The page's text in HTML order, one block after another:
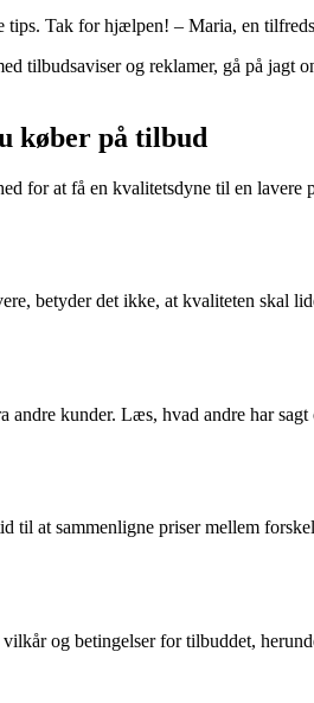
tips. Tak for hjælpen! – Maria, en
tilbudsaviser og reklamer, gå på jagt
køber på tilbud
for at få en kvalitetsdyne til en
betyder det ikke, at kvaliteten skal
kunder. Læs, hvad andre har
at sammenligne priser mellem
og betingelser for tilbuddet,